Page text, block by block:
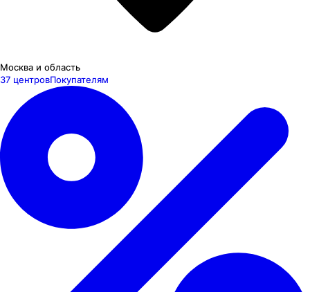
Москва и область
37 центровПокупателям